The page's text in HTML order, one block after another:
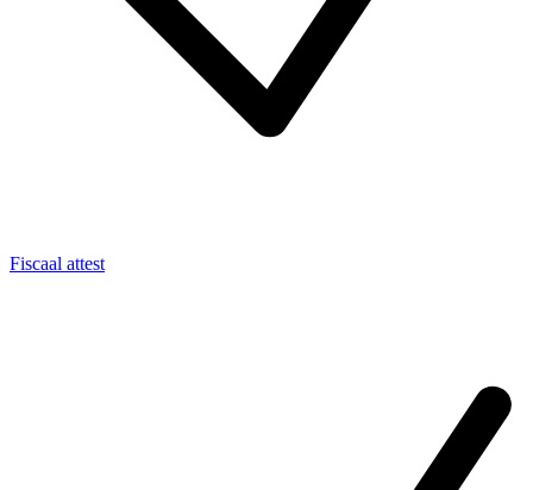
Fiscaal attest